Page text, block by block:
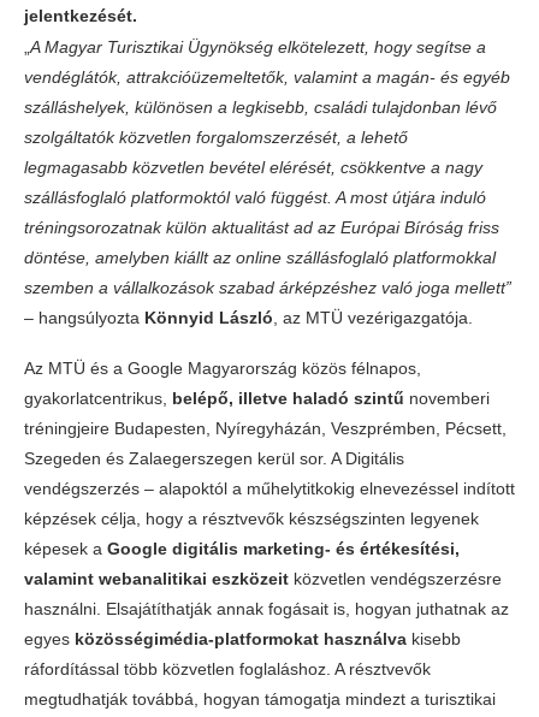
jelentkezését.
A Magyar Turisztikai Ügynökség elkötelezett, hogy segítse a
vendéglátók, attrakcióüzemeltetők, valamint a magán- és egyéb
szálláshelyek, különösen a legkisebb, családi tulajdonban lévő
szolgáltatók közvetlen forgalomszerzését, a lehető
legmagasabb közvetlen bevétel elérését, csökkentve a nagy
szállásfoglaló platformoktól való függést. A most útjára induló
tréningsorozatnak külön aktualitást ad az Európai Bíróság friss
döntése, amelyben kiállt az online szállásfoglaló platformokkal
szemben a vállalkozások szabad árképzéshez való joga mellett”
‒ hangsúlyozta Könnyid László , az MTÜ vezérigazgatója.
Az MTÜ és a Google Magyarország közös félnapos,
gyakorlatcentrikus, belépő, illetve haladó szintű novemberi
tréningjeire Budapesten, Nyíregyházán, Veszprémben, Pécsett,
Szegeden és Zalaegerszegen kerül sor. A Digitális
vendégszerzés ‒ alapoktól a műhelytitkokig elnevezéssel indított
képzések célja, hogy a résztvevők készségszinten legyenek
képesek a Google digitális marketing- és értékesítési,
valamint webanalitikai eszközeit közvetlen vendégszerzésre
használni. Elsajátíthatják annak fogásait is, hogyan juthatnak az
egyes közösségimédia-platformokat használva kisebb
ráfordítással több közvetlen foglaláshoz. A résztvevők
megtudhatják továbbá, hogyan támogatja mindezt a turisztikai